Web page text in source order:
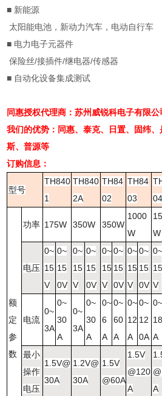
■ 新能源
太阳能电池，新动力汽车，电动自行车
■ 电力电子元器件
保险丝/接插件/继电器/传感器
■ 自动化设备集成测试
同惠授权代理商：苏州威锐科电子有限公
我们的优势： 同惠、泰克、日置、固纬
斯、普源等
订购信息：
型号
TH840
1
TH840
2A
TH84
02
TH84
03
04
额
定
参
数
功率 175W 350W 350W
1000
W
W
电压
0~
15
V
0~
15
0V
0~
15
V
0~
15
0V
0~
15
V
0~
15
0V
0~
15
V
0~
15
0V
0~
15
V
电流
0~
3A
0~
30
A
0~
3A
0~
30
A
0~
6
A
0~
60
A
0~
12
A
0~
12
0A
0~
18
A
最小
操作
电压
1.5V@
30A
1.2V@
30A
1.5V
@60A
1.5V
@120
A
A